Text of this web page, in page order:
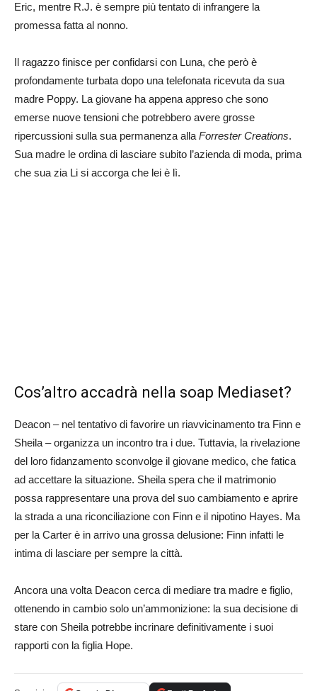
Eric, mentre R.J. è sempre più tentato di infrangere la
promessa fatta al nonno.
Il ragazzo finisce per confidarsi con Luna, che però è
profondamente turbata dopo una telefonata ricevuta da sua
madre Poppy. La giovane ha appena appreso che sono
emerse nuove tensioni che potrebbero avere grosse
ripercussioni sulla sua permanenza alla Forrester Creations.
Sua madre le ordina di lasciare subito l’azienda di moda, prima
che sua zia Li si accorga che lei è lì.
Cos’altro accadrà nella soap Mediaset?
Deacon – nel tentativo di favorire un riavvicinamento tra Finn e
Sheila – organizza un incontro tra i due. Tuttavia, la rivelazione
del loro fidanzamento sconvolge il giovane medico, che fatica
ad accettare la situazione. Sheila spera che il matrimonio
possa rappresentare una prova del suo cambiamento e aprire
la strada a una riconciliazione con Finn e il nipotino Hayes. Ma
per la Carter è in arrivo una grossa delusione: Finn infatti le
intima di lasciare per sempre la città.
Ancora una volta Deacon cerca di mediare tra madre e figlio,
ottenendo in cambio solo un’ammonizione: la sua decisione di
stare con Sheila potrebbe incrinare definitivamente i suoi
rapporti con la figlia Hope.